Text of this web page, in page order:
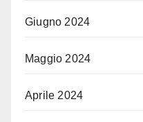
Giugno 2024
Maggio 2024
Aprile 2024